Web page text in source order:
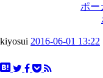
ポー
kiyosui 2016-06-01 13:22